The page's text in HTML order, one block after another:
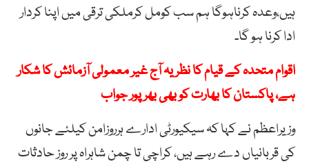
ہیں،وعدہ کرناہوگا ہم سب کومل کرملکی ترقی میں اپنا کردار
ادا کرنا ہو گا۔
اقوام متحدہ کے قیام کا نظریہ آج غیر معمولی آزمائش کا شکار
ہے، پاکستان کا بھارت کو بھی بھرپور جواب
وزیراعظم نے کہا کہ سیکیورٹی ادارے ہرروزامن کیلئے جانوں
کی قربانیاں دے رہے ہیں، کراچی تا چمن شاہراہ پر روز حادثات